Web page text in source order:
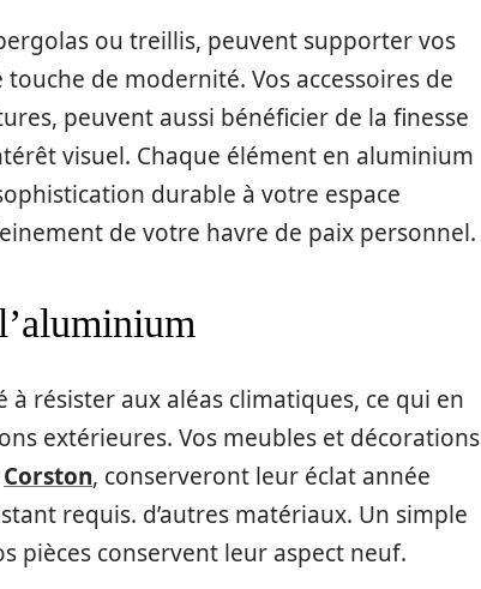
ou treillis, peuvent supporter vos
de modernité. Vos accessoires de
peuvent aussi bénéficier de la finesse
visuel. Chaque élément en aluminium
durable à votre espace
de votre havre de paix personnel.
à résister aux aléas climatiques, ce qui en
extérieures. Vos meubles et décorations
Corston, conserveront leur éclat année
requis. d’autres matériaux. Un simple
pièces conservent leur aspect neuf.